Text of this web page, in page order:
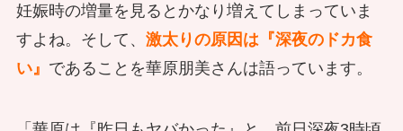
妊娠時の増量を見るとかなり増えてしまっていま
すよね。そして、 激太りの原因は『深夜のドカ食
い』 であることを華原朋美さんは語っています。